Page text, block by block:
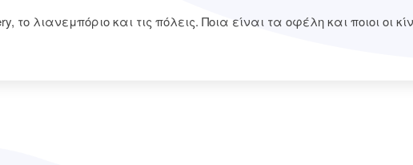
το λιανεμπόριο και τις πόλεις. Ποια είναι τα οφέλη και ποιοι οι